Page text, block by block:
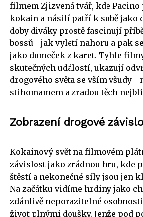
filmem Zjizvená tvář, kde Pacino
kokain a násilí patří k sobě jako
doby diváky prostě fascinují
bossů - jak vyletí nahoru a pak
jako domeček z karet. Tyhle
skutečných událostí, ukazují
drogového světa se vším všudy -
stihomamem a zradou těch
Zobrazení drogové
Kokainový svět na filmovém
závislost jako zrádnou hru, kde
štěstí a nekonečné síly jsou jen
Na začátku vidíme hrdiny jako
zdánlivě neporazitelné
život plnými doušky. Jenže pod